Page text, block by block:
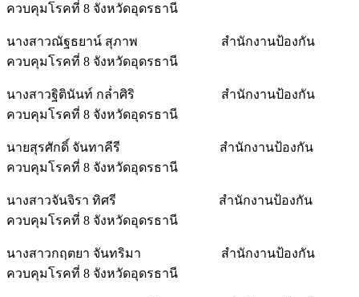
ควบคุมโรคที่ 8 จังหวัดอุดรธานี
นางสาวณัฐธยาน์ สุภาพ สำนักงานป้องกัน
ควบคุมโรคที่ 8 จังหวัดอุดรธานี
นางสาวฐิตินันท์ กล่ำศิริ สำนักงานป้องกัน
ควบคุมโรคที่ 8 จังหวัดอุดรธานี
นายสุรศักดิ์ จันทาคีรี สำนักงานป้องกัน
ควบคุมโรคที่ 8 จังหวัดอุดรธานี
นางสาวจันจิรา ทิศรี สำนักงานป้องกัน
ควบคุมโรคที่ 8 จังหวัดอุดรธานี
นางสาวกฤตยา จันทริมา สำนักงานป้องกัน
ควบคุมโรคที่ 8 จังหวัดอุดรธานี